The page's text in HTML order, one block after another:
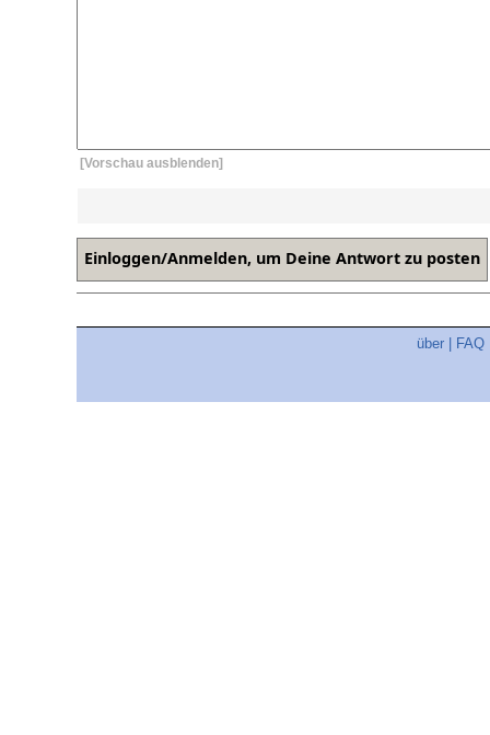
[Vorschau ausblenden]
über FAQ